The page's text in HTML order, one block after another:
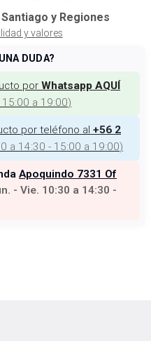
Santiago y Regiones
y valores
DUDA?
por Whatsapp AQUÍ
a 19:00)
por teléfono al +56 2
a 14:30 - 15:00 a 19:00)
Apoquindo 7331 Of
- Vie. 10:30 a 14:30 -